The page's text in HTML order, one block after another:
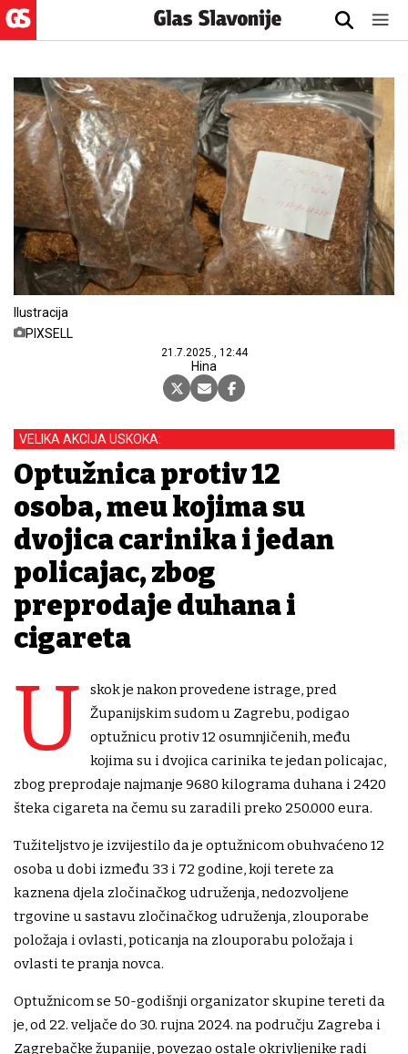
Ilustracija
PIXSELL
21.7.2025., 12:44
Hina
VELIKA AKCIJA USKOKA:
Optužnica protiv 12
osoba, među kojima su
dvojica carinika i jedan
policajac, zbog
preprodaje duhana i
cigareta
U
skok je nakon provedene istrage, pred
Županijskim sudom u Zagrebu, podigao
optužnicu protiv 12 osumnjičenih, među
kojima su i dvojica carinika te jedan policajac,
zbog preprodaje najmanje 9680 kilograma duhana i 2420
šteka cigareta na čemu su zaradili preko 250.000 eura.
Tužiteljstvo je izvijestilo da je optužnicom obuhvaćeno 12
osoba u dobi između 33 i 72 godine, koji terete za
kaznena djela zločinačkog udruženja, nedozvoljene
trgovine u sastavu zločinačkog udruženja, zlouporabe
položaja i ovlasti, poticanja na zlouporabu položaja i
ovlasti te pranja novca.
Optužnicom se 50-godišnji organizator skupine tereti da
je, od 22. veljače do 30. rujna 2024. na području Zagreba i
Zagrebačke županije, povezao ostale okrivljenike radi